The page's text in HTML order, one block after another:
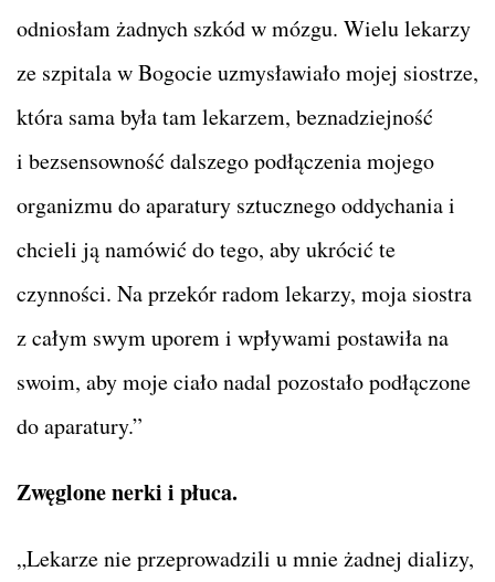
odniosłam żadnych szkód w mózgu. Wielu lekarzy
ze szpitala w Bogocie uzmysławiało mojej siostrze,
która sama była tam lekarzem, beznadziejność
i bezsensowność dalszego podłączenia mojego
organizmu do aparatury sztucznego oddychania i
chcieli ją namówić do tego, aby ukrócić te
czynności. Na przekór radom lekarzy, moja siostra
z całym swym uporem i wpływami postawiła na
swoim, aby moje ciało nadal pozostało podłączone
do aparatury.”
Zwęglone nerki i płuca.
„Lekarze nie przeprowadzili u mnie żadnej dializy,